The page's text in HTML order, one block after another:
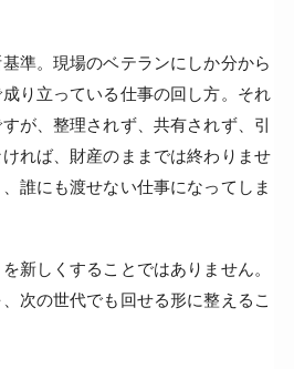
準。現場のベテランにしか分から
り立っている仕事の回し方。それ
が、整理されず、共有されず、引
れば、財産のままでは終わりませ
誰にも渡せない仕事になってしま
新しくすることではありません。
次の世代でも回せる形に整えるこ